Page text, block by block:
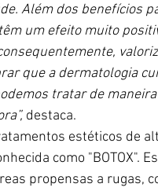
Além dos benefícios
um efeito muito
que a dermatologia
tratar de
destaca.
estéticos de
como "BOTOX".
propensas a rugas,